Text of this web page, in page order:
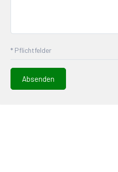
* Pflichtfelder